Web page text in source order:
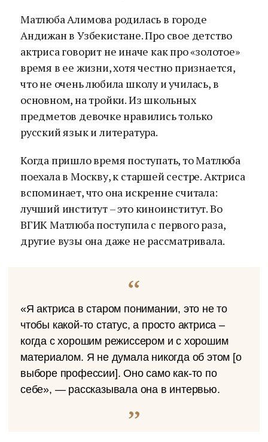
Матлюба Алимова родилась в городе
Андижан в Узбекистане. Про свое детство
актриса говорит не иначе как про «золотое»
время в ее жизни, хотя честно признается,
что не очень любила школу и училась, в
основном, на тройки. Из школьных
предметов девочке нравились только
русский язык и литература.
Когда пришло время поступать, то Матлюба
поехала в Москву, к старшей сестре. Актриса
вспоминает, что она искренне считала:
лучший институт – это киноинститут. Во
ВГИК Матлюба поступила с первого раза,
другие вузы она даже не рассматривала.
«Я актриса в старом понимании, это не то
чтобы какой-то статус, а просто актриса –
когда с хорошим режиссером и с хорошим
материалом. Я не думала никогда об этом [о
выборе профессии]. Оно само как-то по
себе», — рассказывала она в интервью.